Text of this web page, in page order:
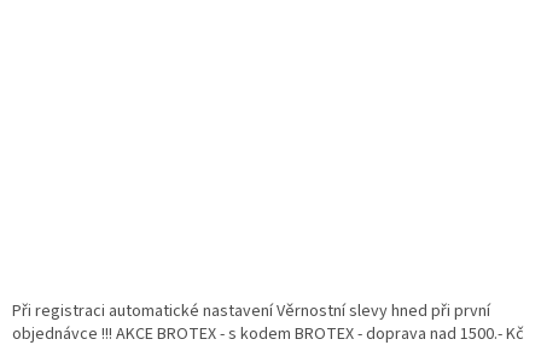
Při registraci automatické nastavení Věrnostní slevy hned při první
objednávce !!! AKCE BROTEX - s kodem BROTEX - doprava nad 1500.- Kč